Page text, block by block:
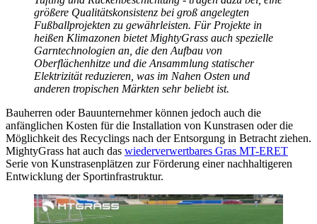
größere Qualitätskonsistenz bei groß angelegten
Fußballprojekten zu gewährleisten. Für Projekte in
heißen Klimazonen bietet MightyGrass auch spezielle
Garntechnologien an, die den Aufbau von
Oberflächenhitze und die Ansammlung statischer
Elektrizität reduzieren, was im Nahen Osten und
anderen tropischen Märkten sehr beliebt ist.
Bauherren oder Bauunternehmer können jedoch auch die
anfänglichen Kosten für die Installation von Kunstrasen oder die
Möglichkeit des Recyclings nach der Entsorgung in Betracht ziehen.
MightyGrass hat auch das wiederverwertbares Gras MT-ERET
Serie von Kunstrasenplätzen zur Förderung einer nachhaltigeren
Entwicklung der Sportinfrastruktur.